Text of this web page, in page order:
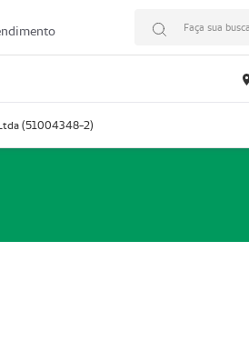
Faça sua
(51004348-2)